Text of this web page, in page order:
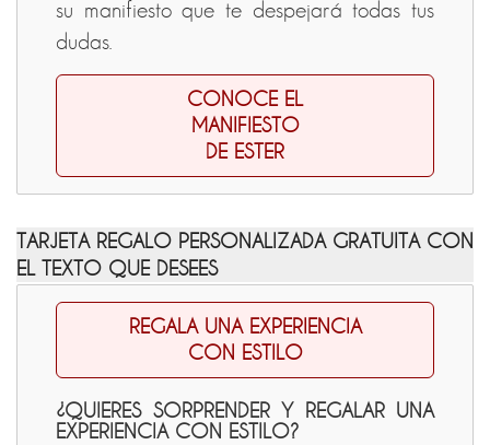
su manifiesto que te despejará todas tus
dudas.
CONOCE EL
MANIFIESTO
DE ESTER
TARJETA REGALO PERSONALIZADA GRATUITA CON
EL TEXTO QUE DESEES
REGALA UNA EXPERIENCIA
CON ESTILO
¿QUIERES SORPRENDER Y REGALAR UNA
EXPERIENCIA CON ESTILO?